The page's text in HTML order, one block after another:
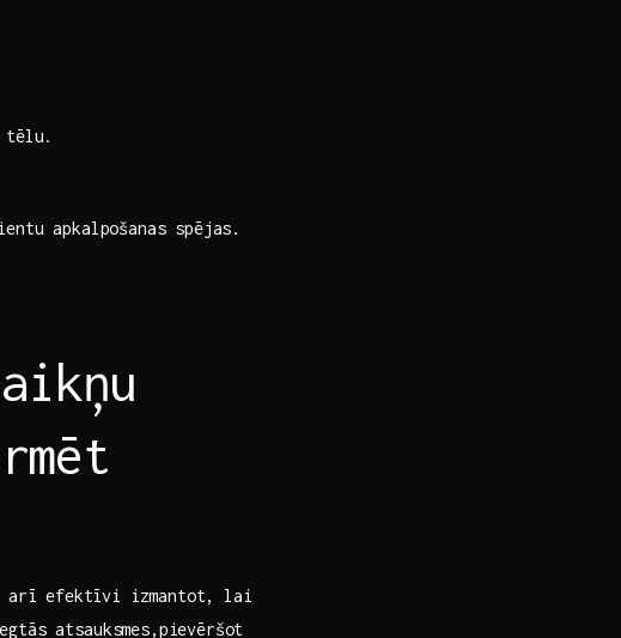
tēlu.
apkalpošanas ‌spējas.
arī ⁤efektīvi izmantot, lai
atsauksmes,pievēršot